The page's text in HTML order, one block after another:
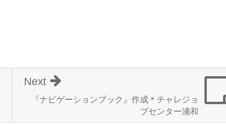
『ナビゲーションブック』作成＊チャレジョ
ブセンター浦和
Next